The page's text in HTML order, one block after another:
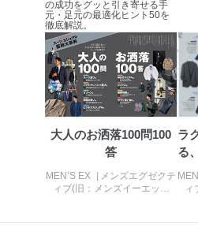
7
SNS公式アカウン
トに登録された方
の個人情報
処、オペ
その他当
ー等にて
ため
※上記の利用目的のうちNo.1～
ータ（開示対象個人情報）の利
なお、6、7については、パー
各SNS運営会社様にご請求い
３．個人情報の第三者提供につ
当社は、取得した個人情報を適
の成功をグッと引き寄せる手
元・足元の最適化ヒント50を
徹底解説。
大人のお洒落100問100
答
MEN’S EX［メンズエグゼクテ
ィブ(旧：メンズイーエック
ラ
る
ィ